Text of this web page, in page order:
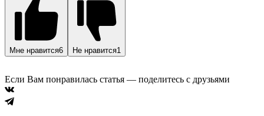
Мне нравится6 Не нравится1
Если Вам понравилась статья — поделитесь с друзьями